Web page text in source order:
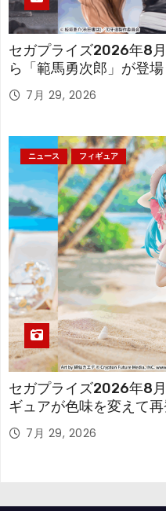
セガプライズ2026年8
ら「範馬勇次郎」が登
7月 29, 2026
ニュース フィギュア
セガプライズ2026年8
ギュアが色味を変えて再
7月 29, 2026